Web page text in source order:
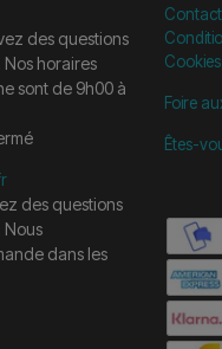
des questions
horaires
sont de 9h00 à
des questions
Nous
dans les
Cookies
Foire
Êtes-